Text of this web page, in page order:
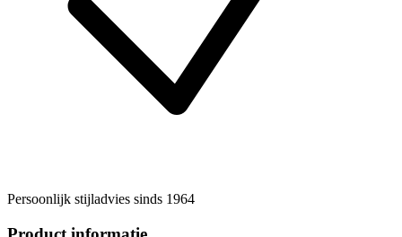
Persoonlijk stijladvies sinds 1964